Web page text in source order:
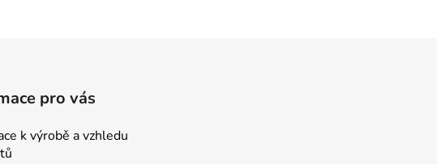
pro vás
k výrobě a vzhledu